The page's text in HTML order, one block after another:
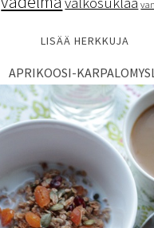
LISÄÄ HERKKUJA
APRIKOOSI-